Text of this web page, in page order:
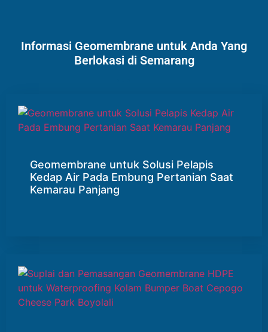
Informasi Geomembrane untuk Anda Yang
Berlokasi di Semarang
Geomembrane untuk Solusi Pelapis
Kedap Air Pada Embung Pertanian Saat
Kemarau Panjang